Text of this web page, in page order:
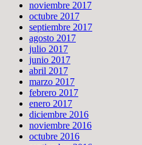
noviembre 2017
octubre 2017
septiembre 2017
agosto 2017
julio 2017
junio 2017
abril 2017
marzo 2017
febrero 2017
enero 2017
diciembre 2016
noviembre 2016
octubre 2016